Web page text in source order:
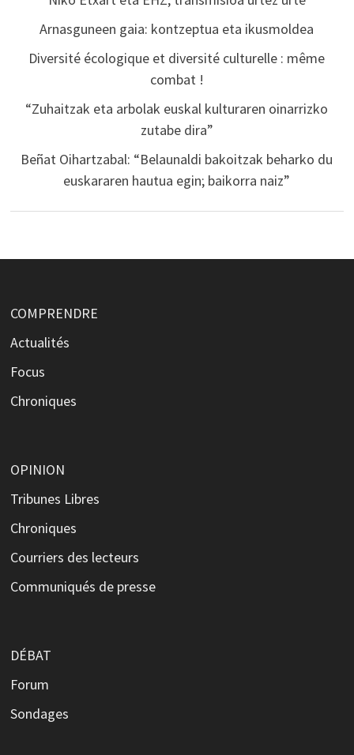
Arnasguneen gaia: kontzeptua eta ikusmoldea
Diversité écologique et diversité culturelle : même
combat !
“Zuhaitzak eta arbolak euskal kulturaren oinarrizko
zutabe dira”
Beñat Oihartzabal: “Belaunaldi bakoitzak beharko du
euskararen hautua egin; baikorra naiz”
COMPRENDRE
Actualités
Focus
Chroniques
OPINION
Tribunes Libres
Chroniques
Courriers des lecteurs
Communiqués de presse
DÉBAT
Forum
Sondages